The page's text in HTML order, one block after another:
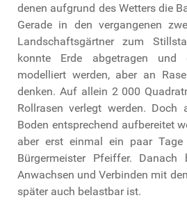
denen aufgrund des Wetters die
Gerade in den vergangenen
Landschaftsgärtner zum
konnte Erde abgetragen und
modelliert werden, aber an
denken. Auf allein 2 000
Rollrasen verlegt werden.
Boden entsprechend aufbereitet
aber erst einmal ein paar Tage
Bürgermeister Pfeiffer.
Anwachsen und Verbinden mit
später auch belastbar ist.